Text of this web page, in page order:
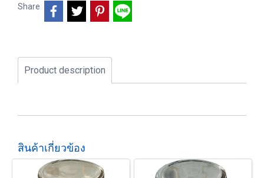
Share
Product description
สินค้าเกี่ยวข้อง